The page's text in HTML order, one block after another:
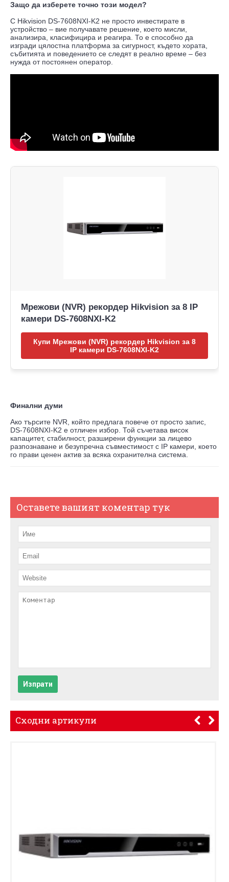
Защо да изберете точно този модел?
С Hikvision DS-7608NXI-K2 не просто инвестирате в
устройство – вие получавате решение, което мисли,
анализира, класифицира и реагира. То е способно да
изгради цялостна платформа за сигурност, където хората,
събитията и поведението се следят в реално време – без
нужда от постоянен оператор.
Мрежови (NVR) рекордер Hikvision за 8 IP
камери DS-7608NXI-K2
Купи Мрежови (NVR) рекордер Hikvision за 8
IP камери DS-7608NXI-K2
Финални думи
Ако търсите NVR, който предлага повече от просто запис,
DS-7608NXI-K2 е отличен избор. Той съчетава висок
капацитет, стабилност, разширени функции за лицево
разпознаване и безупречна съвместимост с IP камери, което
го прави ценен актив за всяка охранителна система.
Оставете вашият коментар тук
Изпрати
Сходни артикули